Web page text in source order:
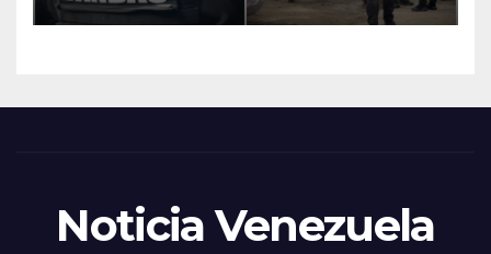
Noticia Venezuela